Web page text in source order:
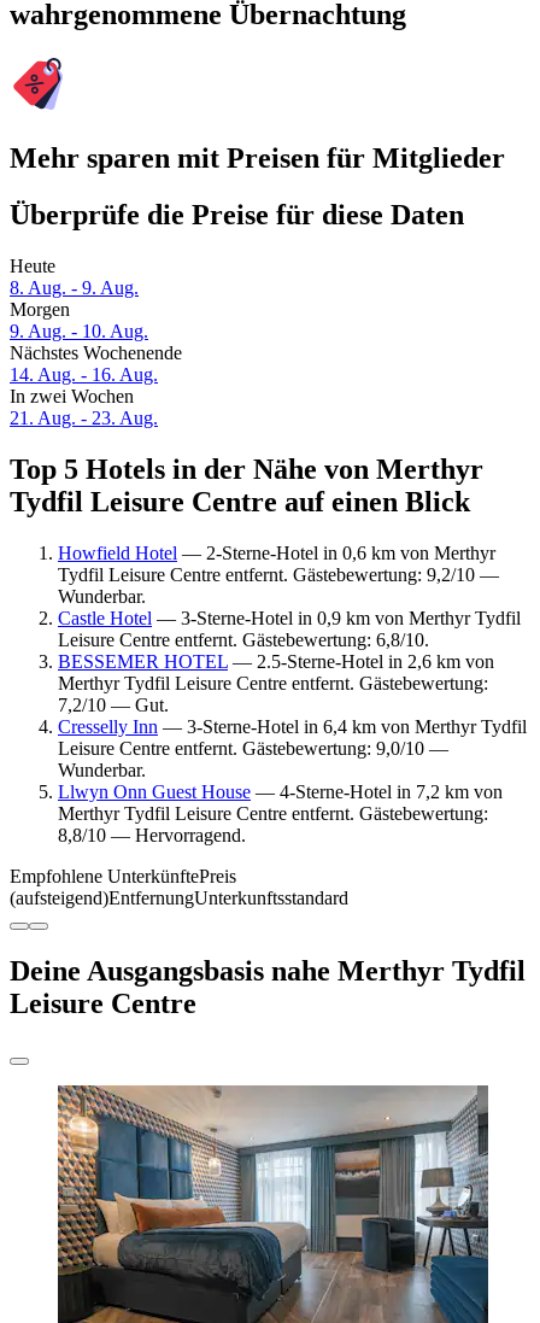
wahrgenommene Übernachtung
Mehr sparen mit Preisen für Mitglieder
Überprüfe die Preise für diese Daten
Heute
8. Aug. - 9. Aug.
Morgen
9. Aug. - 10. Aug.
Nächstes Wochenende
14. Aug. - 16. Aug.
In zwei Wochen
21. Aug. - 23. Aug.
Top 5 Hotels in der Nähe von Merthyr
Tydfil Leisure Centre auf einen Blick
Howfield Hotel — 2-Sterne-Hotel in 0,6 km von Merthyr
Tydfil Leisure Centre entfernt. Gästebewertung: 9,2/10 —
Wunderbar.
Castle Hotel — 3-Sterne-Hotel in 0,9 km von Merthyr Tydfil
Leisure Centre entfernt. Gästebewertung: 6,8/10.
BESSEMER HOTEL — 2.5-Sterne-Hotel in 2,6 km von
Merthyr Tydfil Leisure Centre entfernt. Gästebewertung:
7,2/10 — Gut.
Cresselly Inn — 3-Sterne-Hotel in 6,4 km von Merthyr Tydfil
Leisure Centre entfernt. Gästebewertung: 9,0/10 —
Wunderbar.
Llwyn Onn Guest House — 4-Sterne-Hotel in 7,2 km von
Merthyr Tydfil Leisure Centre entfernt. Gästebewertung:
8,8/10 — Hervorragend.
Empfohlene UnterkünftePreis
(aufsteigend)EntfernungUnterkunftsstandard
Deine Ausgangsbasis nahe Merthyr Tydfil
Leisure Centre